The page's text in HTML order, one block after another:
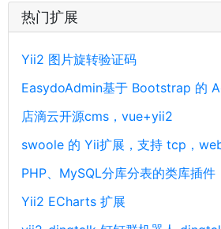
热门扩展
Yii2 图片旋转验证码
店滴云开源cms，vue+yii2
Yii2 ECharts 扩展